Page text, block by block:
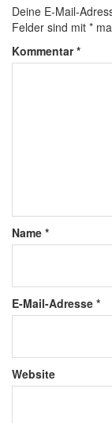
Deine E-Mail-
Felder sind mit *
Kommentar*
Name *
E-Mail-Adresse *
Website